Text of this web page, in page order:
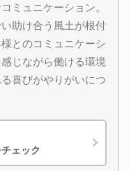
ミュニケーション。
助け合う風土が根付
とのコミュニケーシ
じながら働ける環境
喜びがやりがいにつ
ェック